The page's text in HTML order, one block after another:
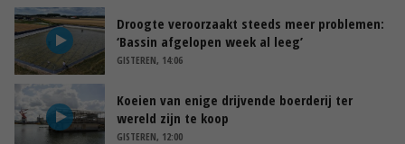
Droogte veroorzaakt steeds meer problemen:
‘Bassin afgelopen week al leeg’
GISTEREN, 14:06
Koeien van enige drijvende boerderij ter
wereld zijn te koop
GISTEREN, 12:00